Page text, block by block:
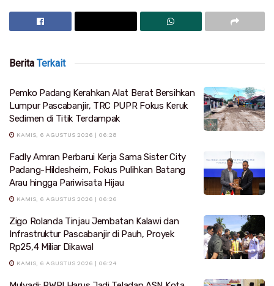
Berita Terkait
Pemko Padang Kerahkan Alat Berat Bersihkan
Lumpur Pascabanjir, TRC PUPR Fokus Keruk
Sedimen di Titik Terdampak
KAMIS, 6 AGUSTUS 2026 | 06:28
Fadly Amran Perbarui Kerja Sama Sister City
Padang-Hildesheim, Fokus Pulihkan Batang
Arau hingga Pariwisata Hijau
KAMIS, 6 AGUSTUS 2026 | 06:26
Zigo Rolanda Tinjau Jembatan Kalawi dan
Infrastruktur Pascabanjir di Pauh, Proyek
Rp25,4 Miliar Dikawal
KAMIS, 6 AGUSTUS 2026 | 06:24